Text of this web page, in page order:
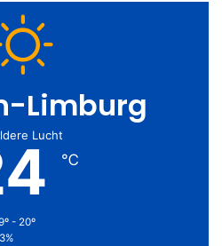
Limburg
Lucht
℃
- 20º